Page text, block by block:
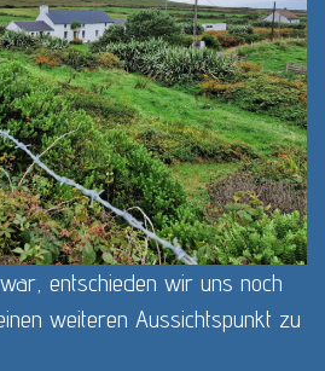
entschieden wir uns noch
weiteren Aussichtspunkt zu